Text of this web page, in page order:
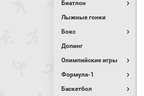
Биатлон
Лыжные гонки
Бокс
Допинг
Олимпийские игры
Формула-1
Баскетбол